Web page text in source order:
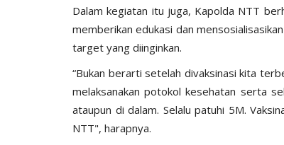
Dalam kegiatan itu juga, Kapolda NTT
memberikan edukasi dan
target yang diinginkan.
“Bukan berarti setelah divaksinasi kita
melaksanakan potokol kesehatan serta
ataupun di dalam. Selalu patuhi 5M.
NTT", harapnya.